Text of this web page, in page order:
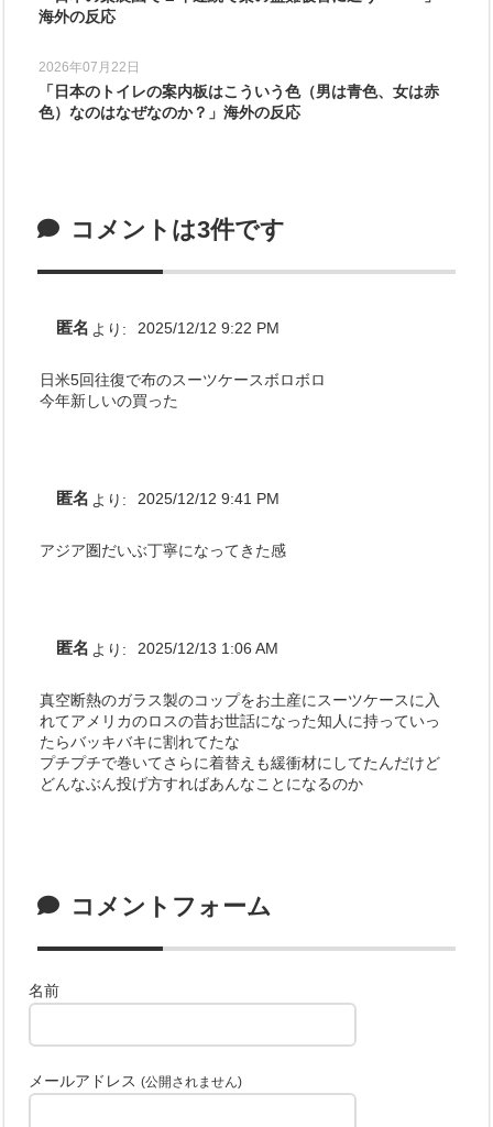
海外の反応
2026年07月22日
「日本のトイレの案内板はこういう色（男は青色、女は赤
色）なのはなぜなのか？」海外の反応
コメントは3件です
匿名 より: 2025/12/12 9:22 PM
日米5回往復で布のスーツケースボロボロ
今年新しいの買った
匿名 より: 2025/12/12 9:41 PM
アジア圏だいぶ丁寧になってきた感
匿名 より: 2025/12/13 1:06 AM
真空断熱のガラス製のコップをお土産にスーツケースに入
れてアメリカのロスの昔お世話になった知人に持っていっ
たらバッキバキに割れてたな
プチプチで巻いてさらに着替えも緩衝材にしてたんだけど
どんなぶん投げ方すればあんなことになるのか
コメントフォーム
名前
メールアドレス(公開されません)